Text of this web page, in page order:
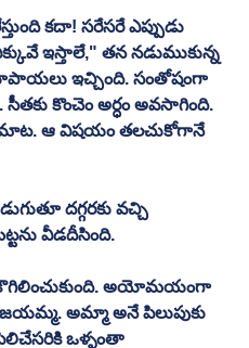
కదా! సరేసరే ఎప్పుడు
ఇస్తాలే," తన నడుముకున్న
ఇచ్చింది. సంతోషంగా
కొంచెం అర్ధం అవసాగింది.
ఆ విషయం తలచుకోగానే
దగ్గరకు వచ్చి
వీడదీసింది.
అయోమయంగా
జయమ్మ. అమ్మా అనే పిలుపుకు
ఒళ్ళంతా